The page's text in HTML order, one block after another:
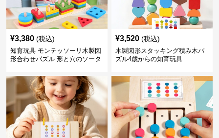
¥3,380 (税込)
知育玩具 モンテッソーリ木製図
形合わせパズル 形と穴のソータ
¥3,520 (税込)
木製図形スタッキング積み木パ
ズル4歳からの知育玩具